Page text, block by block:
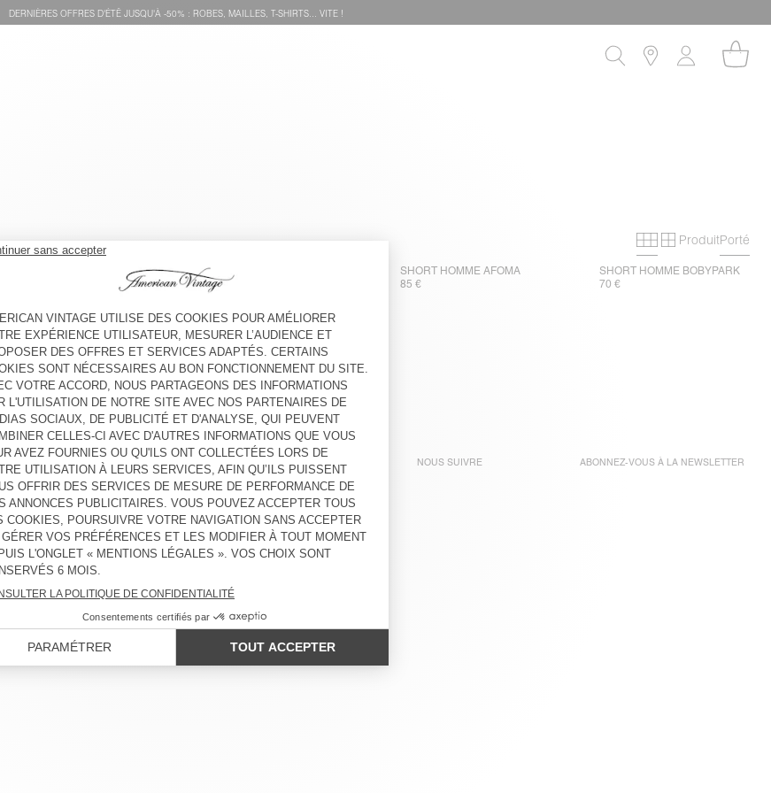
DERNIÈRES OFFRES D'ÉTÊ JUSQU'À -50% : ROBES, MAILLES, T-SHIRTS... VITE !
Grille primaire
Grille
ProduitPorté
SHORT HOMME BOBYPARK
SHORT HOMME EVONA
80 €
SHORT HOMME AFOMA
85 €
SHORT HOMME BOBYPARK
70 €
SHORT HOMME VIBTOWN
90 €
MENTIONS LÉGALES NOUS SUIVRE ABONNEZ-VOUS À LA NEWSLETTER